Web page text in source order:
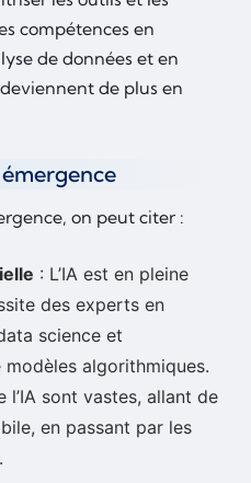
compétences en
de données et en
de plus en
on peut citer :
: L’IA est en pleine
des experts en
science et
algorithmiques.
l’IA sont vastes, allant de
en passant par les